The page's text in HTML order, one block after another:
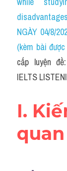
Cam
Series
Health
Advice
IELTS
NGÀY 04/8/
(kèm bài
cấp luyện
IELTS
I.
quan